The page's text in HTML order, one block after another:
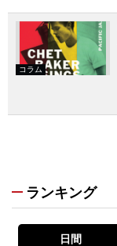
コラム
ランキング
日間